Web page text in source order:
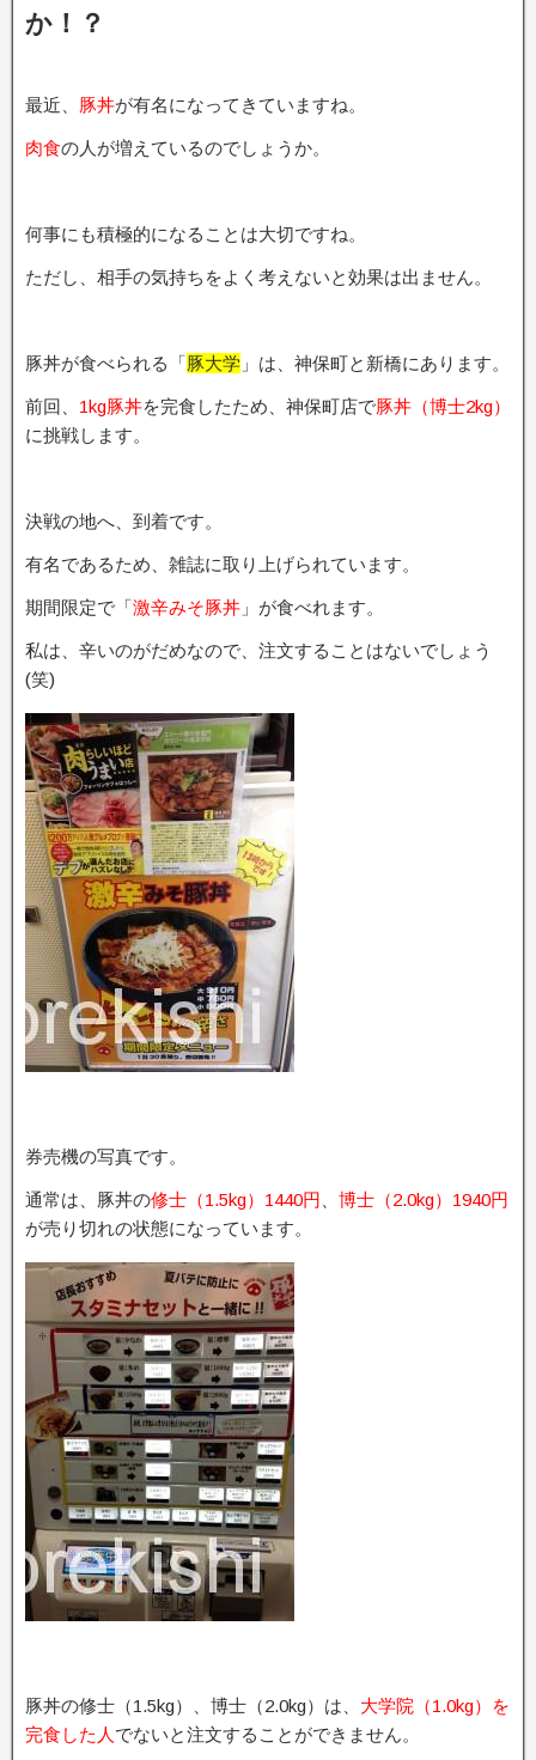
か！？
最近、 豚丼が有名になってきていますね。
肉食の人が増えているのでしょうか。
何事にも積極的になることは大切ですね。
ただし、相手の気持ちをよく考えないと効果は出ません。
豚丼が食べられる「豚大学 」は、神保町と新橋にあります。
前回、 1kg豚丼を完食したため、神保町店で豚丼（博士2kg）
に挑戦します。
決戦の地へ、到着です。
有名であるため、雑誌に取り上げられています。
期間限定で「激辛みそ豚丼 」が食べれます。
私は、辛いのがだめなので、注文することはないでしょう
(笑)
券売機の写真です。
通常は、豚丼の修士（1.5kg）1440円
博士（2.0kg）1940円
が売り切れの状態になっています。
豚丼の修士（1.5kg）、博士（2.0kg）は、 大学院（1.0kg）を
完食した人 でないと注文することができません。